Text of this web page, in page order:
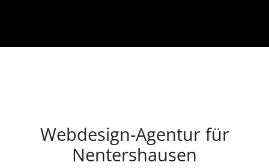
Webdesign-Agentur für
Nentershausen